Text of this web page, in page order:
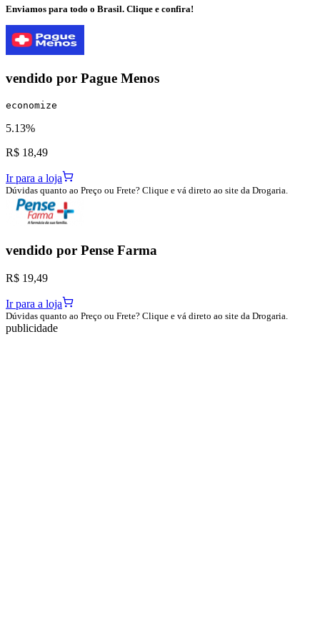
Enviamos para todo o Brasil. Clique e confira!
vendido por Pague Menos
economize
5.13%
R$ 18,49
Ir para a loja
Dúvidas quanto ao Preço ou Frete? Clique e vá direto ao site da Drogaria.
vendido por Pense Farma
R$ 19,49
Ir para a loja
Dúvidas quanto ao Preço ou Frete? Clique e vá direto ao site da Drogaria.
publicidade